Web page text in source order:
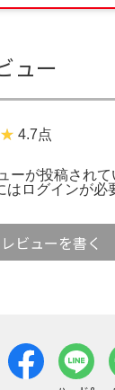
ュー
4.7点
ーが投稿されて
は ログインが必
レビューを書く